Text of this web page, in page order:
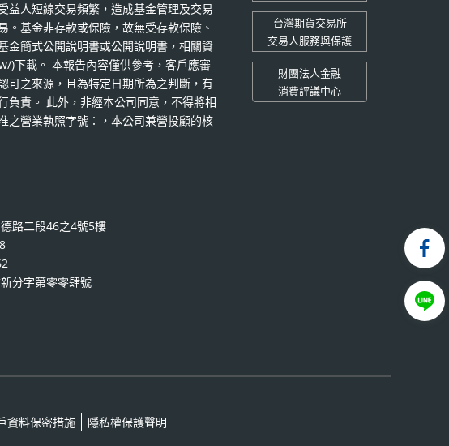
益人短線交易頻繁，造成基金管理及交易
基金非存款或保險，故無受存款保險、
金簡式公開說明書或公開說明書，相關資
載。 本報告內容僅供參考，客戶應審
可之來源，且為特定日期所為之判斷，有
負責。 此外，非經本公司同意，不得將相
之營業執照字號：，本公司兼營投顧的核
路二段46之4號5樓
分字第零零肆號
台灣期貨交易所
交易人服務與保護
財團法人金融
消費評議中心
資料保密措施 隱私權保護聲明